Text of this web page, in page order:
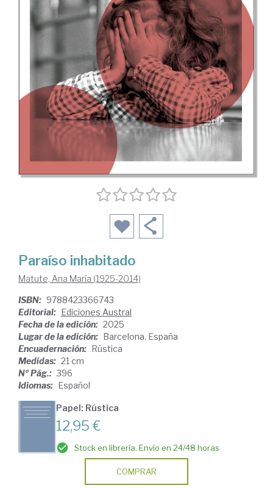
Paraíso inhabitado
Matute, Ana María (1925-2014)
ISBN: 9788423366743
Editorial: Ediciones Austral
Fecha de la edición: 2025
Lugar de la edición: Barcelona. España
Encuadernación: Rústica
Medidas: 21 cm
Nº Pág.: 396
Idiomas: Español
Papel: Rústica
12,95 €
Stock en librería. Envío en 24/48 horas
COMPRAR